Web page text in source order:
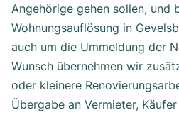
Angehörige gehen sollen, und
Wohnungsauflösung in
auch um die Ummeldung der
Wunsch übernehmen wir
oder kleinere
Übergabe an Vermieter,